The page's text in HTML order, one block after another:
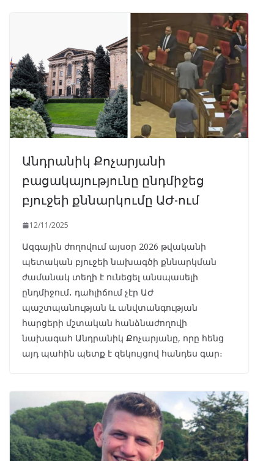
Անդրանիկ Քոչարյանի
բացակայությունը ընդմիջեց
բյուջեի քննարկումը ԱԺ-ում
12/11/2025
Ազգային ժողովում այսօր 2026 թվականի
պետական բյուջեի նախագծի քննարկման
ժամանակ տեղի է ունեցել անսպասելի
ընդմիջում․ դահլիճում չէր ԱԺ
պաշտպանության և անվտանգության
հարցերի մշտական հանձնաժողովի
նախագահ Անդրանիկ Քոչարյանը, որը հենց
այդ պահին պետք է զեկույցով հանդես գար։